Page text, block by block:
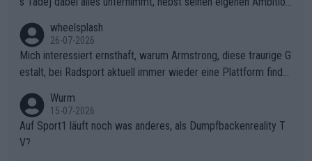
Zögerlichkeit von Demi Vollering in diesem Moment war das e
ntscheidende Puzzleteil, das Katarzyna Niewiadoma die Tür z
um Gelben Trikot geöffnet hat.Das taktische Dilemma am Mon
t VentouxDie psychologische Falle: Vollering spekulierte in die
ser Phase darauf, dass Marlen Reusser im Gelben Trikot die N
achführarbeit leistet, um ihre Gesamtführung zu verteidigen.De
r Pokereinsatz: Anstatt die verbleibenden 7 Sekunden sofort s
elbst zuzufahren, verließ sich Vollering zu lange auf die Tempo
ganze Team auch mental stark zu machen und konkret am Erf
olg teilzuhaben, ist ihm ganz hoch anzurechnen. Das ist ein Zei
chen weit über den Radsport hinaus.
wheelsplash
26-07-2026
Mich interessiert ernsthaft, warum Armstrong, diese traurige G
estalt, bei Radsport aktuell immer wieder eine Plattform finde
Wurm
15-07-2026
Auf Sport1 läuft noch was anderes, als Dumpfbackenreality T
V?